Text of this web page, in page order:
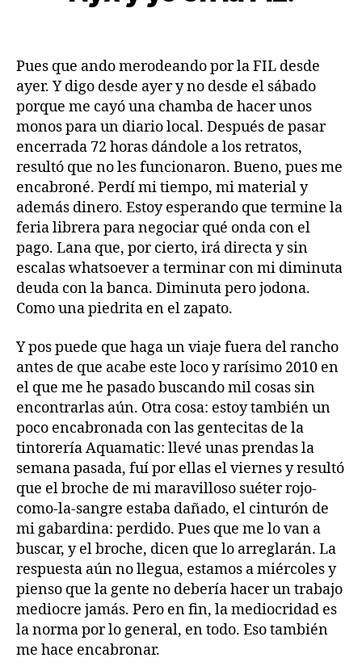
Pues que ando merodeando por la FIL desde
ayer. Y digo desde ayer y no desde el sábado
porque me cayó una chamba de hacer unos
monos para un diario local. Después de pasar
encerrada 72 horas dándole a los retratos,
resultó que no les funcionaron. Bueno, pues me
encabroné. Perdí mi tiempo, mi material y
además dinero. Estoy esperando que termine la
feria librera para negociar qué onda con el
pago. Lana que, por cierto, irá directa y sin
escalas whatsoever a terminar con mi diminuta
deuda con la banca. Diminuta pero jodona.
Como una piedrita en el zapato.
Y pos puede que haga un viaje fuera del rancho
antes de que acabe este loco y rarísimo 2010 en
el que me he pasado buscando mil cosas sin
encontrarlas aún. Otra cosa: estoy también un
poco encabronada con las gentecitas de la
tintorería Aquamatic: llevé unas prendas la
semana pasada, fuí por ellas el viernes y resultó
que el broche de mi maravilloso suéter rojo-
como-la-sangre estaba dañado, el cinturón de
mi gabardina: perdido. Pues que me lo van a
buscar, y el broche, dicen que lo arreglarán. La
respuesta aún no llegua, estamos a miércoles y
pienso que la gente no debería hacer un trabajo
mediocre jamás. Pero en fin, la mediocridad es
la norma por lo general, en todo. Eso también
me hace encabronar.